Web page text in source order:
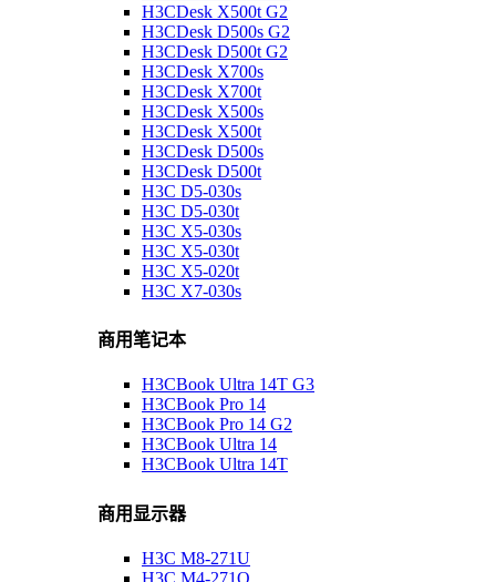
H3CDesk X500t G2
H3CDesk D500s G2
H3CDesk D500t G2
H3CDesk X700s
H3CDesk X700t
H3CDesk X500s
H3CDesk X500t
H3CDesk D500s
H3CDesk D500t
H3C D5-030s
H3C D5-030t
H3C X5-030s
H3C X5-030t
H3C X5-020t
H3C X7-030s
商用笔记本
H3CBook Ultra 14T G3
H3CBook Pro 14
H3CBook Pro 14 G2
H3CBook Ultra 14
H3CBook Ultra 14T
商用显示器
H3C M8-271U
H3C M4-271Q